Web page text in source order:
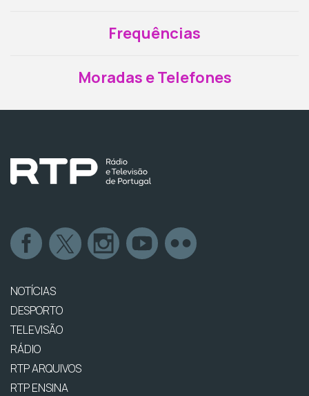
Frequências
Moradas e Telefones
NOTÍCIAS
DESPORTO
TELEVISÃO
RÁDIO
RTP ARQUIVOS
RTP ENSINA